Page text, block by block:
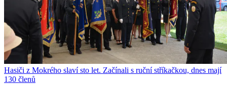
Hasiči z Mokrého slaví sto let. Začínali s ruční stříkačkou, dnes mají
130 členů